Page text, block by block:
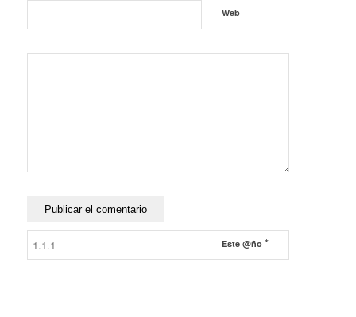
Web
Este @ño *